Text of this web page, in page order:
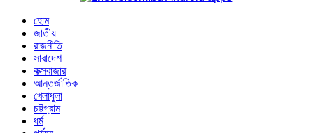
হোম
জাতীয়
রাজনীতি
সারাদেশ
কক্সবাজার
আন্তর্জাতিক
খেলাধুলা
চট্টগ্রাম
ধর্ম